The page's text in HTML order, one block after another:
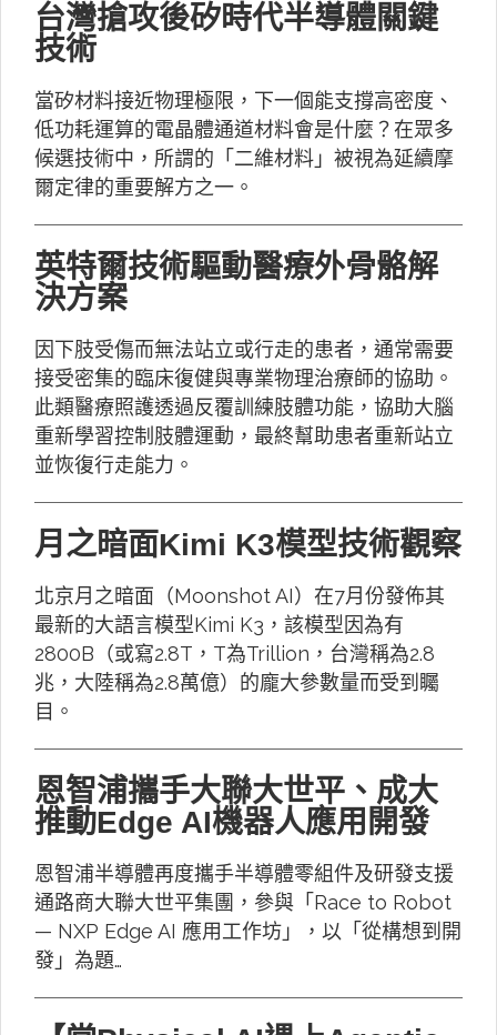
台灣搶攻後矽時代半導體關鍵
技術
當矽材料接近物理極限，下一個能支撐高密度、
低功耗運算的電晶體通道材料會是什麼？在眾多
候選技術中，所謂的「二維材料」被視為延續摩
爾定律的重要解方之一。
英特爾技術驅動醫療外骨骼解
決方案
因下肢受傷而無法站立或行走的患者，通常需要
接受密集的臨床復健與專業物理治療師的協助。
此類醫療照護透過反覆訓練肢體功能，協助大腦
重新學習控制肢體運動，最終幫助患者重新站立
並恢復行走能力。
月之暗面Kimi K3模型技術觀察
北京月之暗面（Moonshot AI）在7月份發佈其
最新的大語言模型Kimi K3，該模型因為有
2800B（或寫2.8T，T為Trillion，台灣稱為2.8
兆，大陸稱為2.8萬億）的龐大參數量而受到矚
目。
恩智浦攜手大聯大世平、成大
推動Edge AI機器人應用開發
恩智浦半導體再度攜手半導體零組件及研發支援
通路商大聯大世平集團，參與「Race to Robot
— NXP Edge AI 應用工作坊」，以「從構想到開
發」為題…